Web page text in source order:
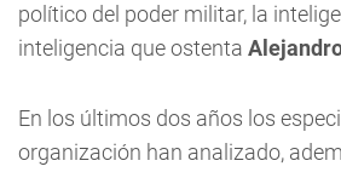
político del poder militar, la
inteligencia que ostenta
En los últimos dos años los
organización han analizado,